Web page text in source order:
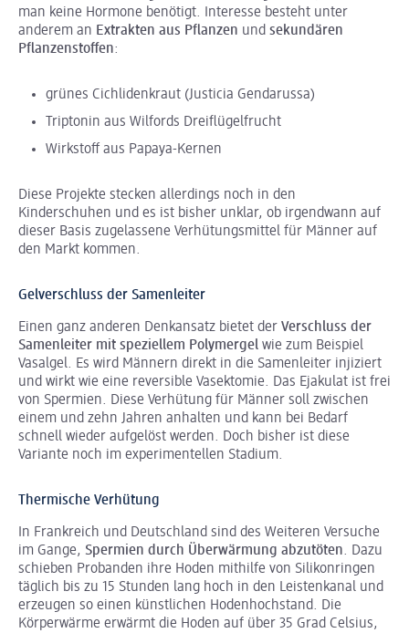
man keine Hormone benötigt. Interesse besteht unter
anderem an Extrakten aus Pflanzen und sekundären
Pflanzenstoffen:
grünes Cichlidenkraut (Justicia Gendarussa)
Triptonin aus Wilfords Dreiflügelfrucht
Wirkstoff aus Papaya-Kernen
Diese Projekte stecken allerdings noch in den
Kinderschuhen und es ist bisher unklar, ob irgendwann auf
dieser Basis zugelassene Verhütungsmittel für Männer auf
den Markt kommen.
Gelverschluss der Samenleiter
Einen ganz anderen Denkansatz bietet der Verschluss der
Samenleiter mit speziellem Polymergel wie zum Beispiel
Vasalgel. Es wird Männern direkt in die Samenleiter injiziert
und wirkt wie eine reversible Vasektomie. Das Ejakulat ist frei
von Spermien. Diese Verhütung für Männer soll zwischen
einem und zehn Jahren anhalten und kann bei Bedarf
schnell wieder aufgelöst werden. Doch bisher ist diese
Variante noch im experimentellen Stadium.
Thermische Verhütung
In Frankreich und Deutschland sind des Weiteren Versuche
im Gange, Spermien durch Überwärmung abzutöten. Dazu
schieben Probanden ihre Hoden mithilfe von Silikonringen
täglich bis zu 15 Stunden lang hoch in den Leistenkanal und
erzeugen so einen künstlichen Hodenhochstand. Die
Körperwärme erwärmt die Hoden auf über 35 Grad Celsius,